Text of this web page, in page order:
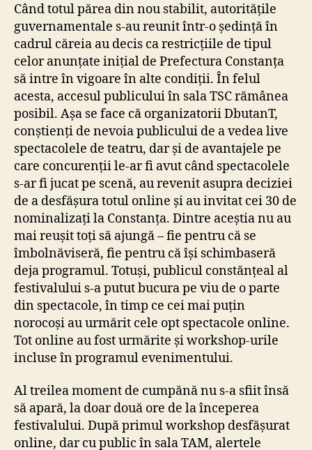
Când totul părea din nou stabilit, autoritățile
guvernamentale s-au reunit într-o ședință în
cadrul căreia au decis ca restricțiile de tipul
celor anunțate inițial de Prefectura Constanța
să intre în vigoare în alte condiții. În felul
acesta, accesul publicului în sala TSC rămânea
posibil. Așa se face că organizatorii DbutanT,
conștienți de nevoia publicului de a vedea live
spectacolele de teatru, dar și de avantajele pe
care concurenții le-ar fi avut când spectacolele
s-ar fi jucat pe scenă, au revenit asupra deciziei
de a desfășura totul online și au invitat cei 30 de
nominalizați la Constanța. Dintre aceștia nu au
mai reușit toți să ajungă – fie pentru că se
îmbolnăviseră, fie pentru că își schimbaseră
deja programul. Totuși, publicul constănțeal al
festivalului s-a putut bucura pe viu de o parte
din spectacole, în timp ce cei mai puțin
norocoși au urmărit cele opt spectacole online.
Tot online au fost urmărite și workshop-urile
incluse în programul evenimentului.
Al treilea moment de cumpănă nu s-a sfiit însă
să apară, la doar două ore de la începerea
festivalului. După primul workshop desfășurat
online, dar cu public în sala TAM, alertele